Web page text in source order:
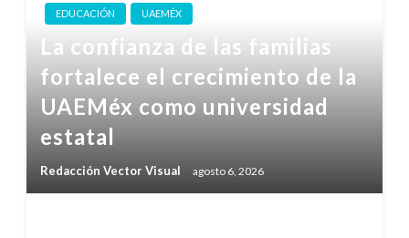
EDUCACIÓN UAEMÉX
La confianza de las familias
fortalece el crecimiento de la
UAEMéx como universidad
estatal
Redacción Vector Visual agosto 6, 2026